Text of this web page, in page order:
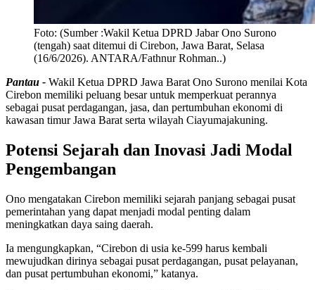
Foto: (Sumber :Wakil Ketua DPRD Jabar Ono Surono
(tengah) saat ditemui di Cirebon, Jawa Barat, Selasa
(16/6/2026). ANTARA/Fathnur Rohman..)
Pantau - Wakil Ketua DPRD Jawa Barat Ono Surono menilai Kota
Cirebon memiliki peluang besar untuk memperkuat perannya
sebagai pusat perdagangan, jasa, dan pertumbuhan ekonomi di
kawasan timur Jawa Barat serta wilayah Ciayumajakuning.
Potensi Sejarah dan Inovasi Jadi Modal
Pengembangan
Ono mengatakan Cirebon memiliki sejarah panjang sebagai pusat
pemerintahan yang dapat menjadi modal penting dalam
meningkatkan daya saing daerah.
Ia mengungkapkan, “Cirebon di usia ke-599 harus kembali
mewujudkan dirinya sebagai pusat perdagangan, pusat pelayanan,
dan pusat pertumbuhan ekonomi,” katanya.